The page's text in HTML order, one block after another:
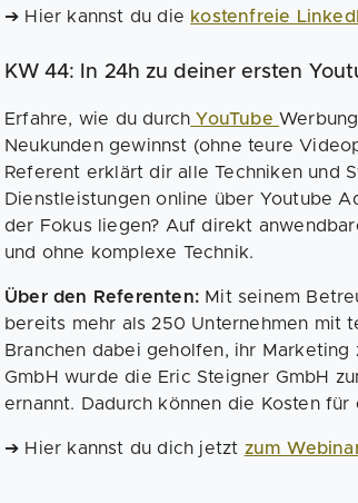
➔ Hier kannst du die kostenfreie
KW 44: In 24h zu deiner ersten
Erfahre, wie du durch YouTube
Neukunden gewinnst (ohne teure
Referent erklärt dir alle Techniken und
Dienstleistungen online über Youtube
der Fokus liegen? Auf direkt
und ohne komplexe Technik.
Über den Referenten: Mit seinem
bereits mehr als 250 Unternehmen mit
Branchen dabei geholfen, ihr Marketing
GmbH wurde die Eric Steigner GmbH
ernannt. Dadurch können die Kosten
➔ Hier kannst du dich jetzt zum